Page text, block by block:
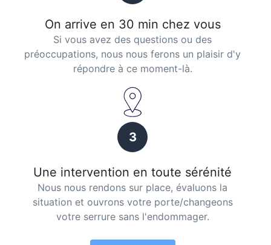
On arrive en 30 min chez vous
Si vous avez des questions ou des
préoccupations, nous nous ferons un plaisir d'y
répondre à ce moment-là.
3
Une intervention en toute sérénité
Nous nous rendons sur place, évaluons la
situation et ouvrons votre porte/changeons
votre serrure sans l'endommager.